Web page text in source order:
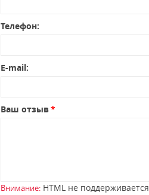
Телефон:
E-mail:
Ваш отзыв
Внимание: HTML не